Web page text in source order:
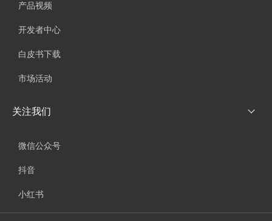
产品视频
开发者中心
白皮书下载
市场活动
关注我们
微信公众号
抖音
小红书